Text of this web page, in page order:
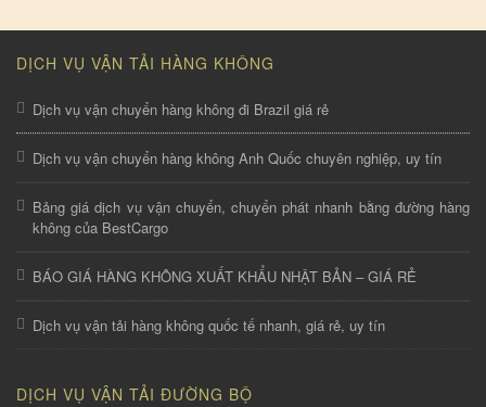
DỊCH VỤ VẬN TẢI HÀNG KHÔNG
Dịch vụ vận chuyển hàng không đi Brazil giá rẻ
Dịch vụ vận chuyển hàng không Anh Quốc chuyên nghiệp, uy tín
Bảng giá dịch vụ vận chuyển, chuyển phát nhanh bằng đường hàng
không của BestCargo
BÁO GIÁ HÀNG KHÔNG XUẤT KHẨU NHẬT BẢN – GIÁ RẺ
Dịch vụ vận tải hàng không quốc tế nhanh, giá rẻ, uy tín
DỊCH VỤ VẬN TẢI ĐƯỜNG BỘ